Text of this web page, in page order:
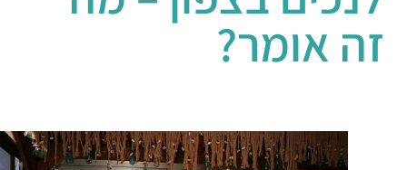
זה אומר?